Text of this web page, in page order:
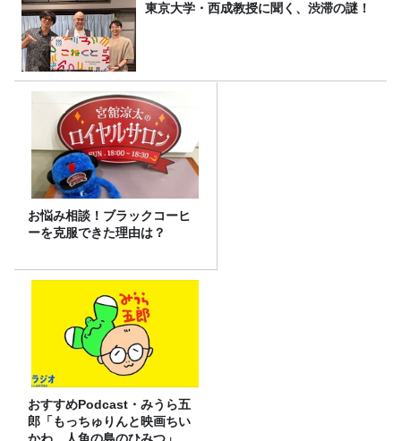
東京大学・西成教授に聞く、渋滞の謎！
お悩み相談！ブラックコーヒ
ーを克服できた理由は？
おすすめPodcast・みうら五
郎「もっちゅりんと映画ちい